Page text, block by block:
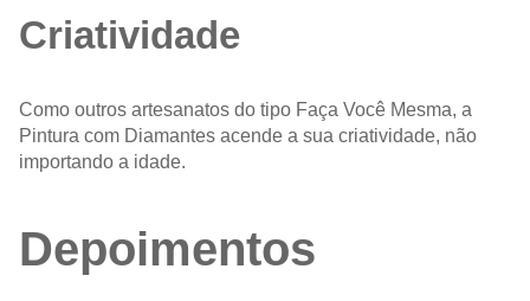
Criatividade
Como outros artesanatos do tipo Faça Você Mesma, a
Pintura com Diamantes acende a sua criatividade, não
importando a idade.
Depoimentos